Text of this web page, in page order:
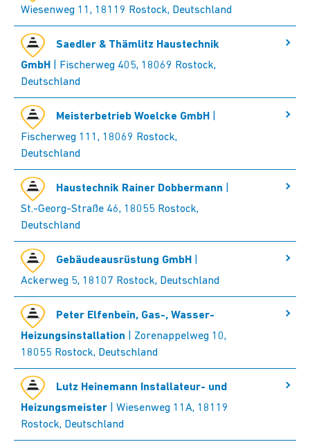
Wiesenweg 11, 18119 Rostock, Deutschland
Saedler & Thämlitz Haustechnik
GmbH
| Fischerweg 405, 18069 Rostock,
Deutschland
Meisterbetrieb Woelcke GmbH
Fischerweg 111, 18069 Rostock,
Deutschland
Haustechnik Rainer Dobbermann
St.-Georg-Straße 46, 18055 Rostock,
Deutschland
Gebäudeausrüstung GmbH
Ackerweg 5, 18107 Rostock, Deutschland
Peter Elfenbein, Gas-, Wasser-
Heizungsinstallation | Zorenappelweg 10,
18055 Rostock, Deutschland
Lutz Heinemann Installateur- und
Heizungsmeister | Wiesenweg 11A, 18119
Rostock, Deutschland